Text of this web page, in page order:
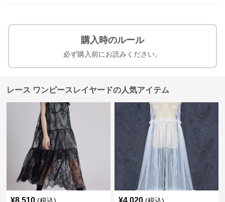
購入時のルール
必ず購入前にお読みください。
レース ワンピースレイヤードの人気アイテム
¥8,510 ¥4,020